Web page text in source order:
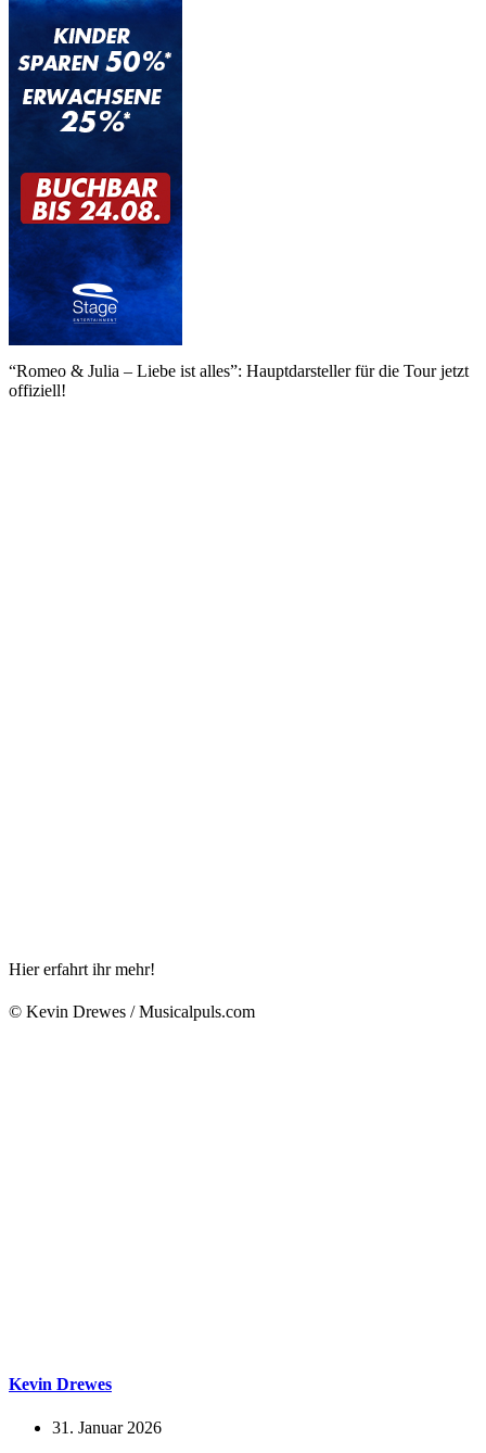
“Romeo & Julia – Liebe ist alles”: Hauptdarsteller für die Tour jetzt
offiziell!
Hier erfahrt ihr mehr!
© Kevin Drewes / Musicalpuls.com
Kevin Drewes
31. Januar 2026